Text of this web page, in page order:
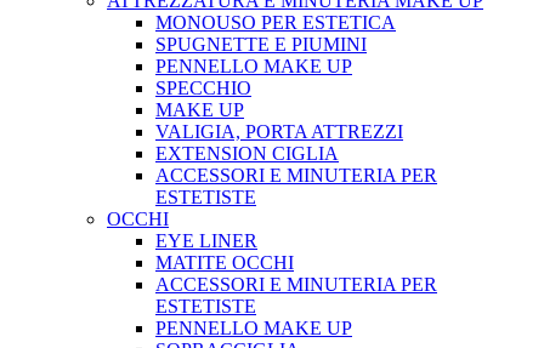
MONOUSO PER ESTETICA
SPUGNETTE E PIUMINI
PENNELLO MAKE UP
SPECCHIO
MAKE UP
VALIGIA, PORTA ATTREZZI
EXTENSION CIGLIA
ACCESSORI E MINUTERIA PER
ESTETISTE
OCCHI
EYE LINER
MATITE OCCHI
ACCESSORI E MINUTERIA PER
ESTETISTE
PENNELLO MAKE UP